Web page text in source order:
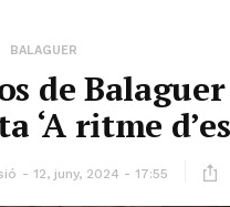
BALAGUER
de
‘A ritme
12, juny, 2024 - 17:55